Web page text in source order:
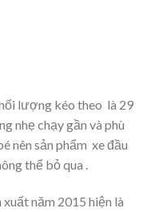
lượng kéo theo là 29
nhẹ chạy gần và phù
nên sản phẩm xe đầu
thể bỏ qua .
năm 2015 hiện là